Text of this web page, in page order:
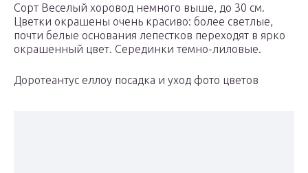
Сорт Веселый хоровод немного выше, до 30 см.
Цветки окрашены очень красиво: более светлые,
почти белые основания лепестков переходят в ярко
окрашенный цвет. Серединки темно-лиловые.
Доротеантус еллоу посадка и уход фото цветов